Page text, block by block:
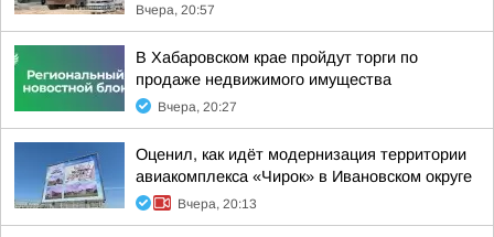
Вчера, 20:57
В Хабаровском крае пройдут торги по
продаже недвижимого имущества
Вчера, 20:27
Оценил, как идёт модернизация территории
авиакомплекса «Чирок» в Ивановском округе
Вчера, 20:13